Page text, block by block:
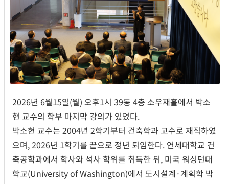
2026년 6월15일(월) 오후1시 39동 4층 소우재홀에서 박소
현 교수의 학부 마지막 강의가 있었다.
박소현 교수는 2004년 2학기부터 건축학과 교수로 재직하였
으며, 2026년 1학기를 끝으로 정년 퇴임한다. 연세대학교 건
축공학과에서 학사와 석사 학위를 취득한 뒤, 미국 워싱턴대
학교(University of Washington)에서 도시설계·계획학 박